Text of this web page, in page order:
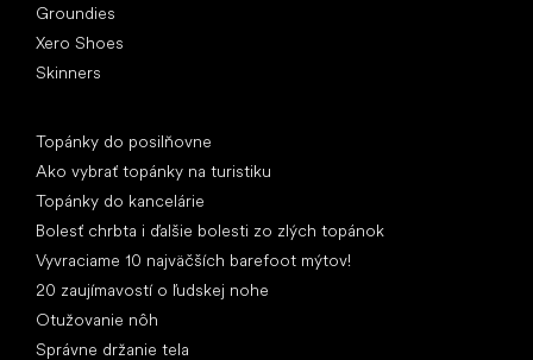
Groundies
Xero Shoes
Skinners
Topánky do posilňovne
Ako vybrať topánky na turistiku
Topánky do kancelárie
Bolesť chrbta i ďalšie bolesti zo zlých topánok
Vyvraciame 10 najväčších barefoot mýtov!
20 zaujímavostí o ľudskej nohe
Otužovanie nôh
Správne držanie tela